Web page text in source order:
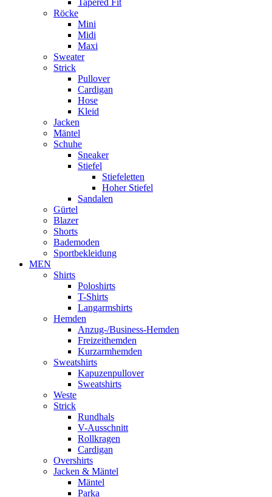
Tapered Fit
Röcke
Mini
Midi
Maxi
Sweater
Strick
Pullover
Cardigan
Hose
Kleid
Jacken
Mäntel
Schuhe
Sneaker
Stiefel
Stiefeletten
Hoher Stiefel
Sandalen
Gürtel
Blazer
Shorts
Bademoden
Sportbekleidung
MEN
Shirts
Poloshirts
T-Shirts
Langarmshirts
Hemden
Anzug-/Business-Hemden
Freizeithemden
Kurzarmhemden
Sweatshirts
Kapuzenpullover
Sweatshirts
Weste
Strick
Rundhals
V-Ausschnitt
Rollkragen
Cardigan
Overshirts
Jacken & Mäntel
Mäntel
Parka